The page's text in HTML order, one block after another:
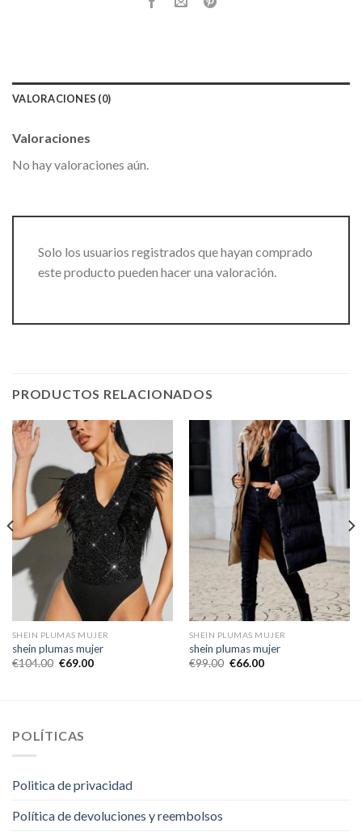
VALORACIONES (0)
Valoraciones
No hay valoraciones aún.
Solo los usuarios registrados que hayan comprado
este producto pueden hacer una valoración.
PRODUCTOS RELACIONADOS
SHEIN PLUMAS MUJER
shein plumas mujer
€104.00 €69.00
SHEIN PLUMAS MUJER
shein plumas mujer
€99.00 €66.00
POLÍTICAS
Politica de privacidad
Política de devoluciones y reembolsos